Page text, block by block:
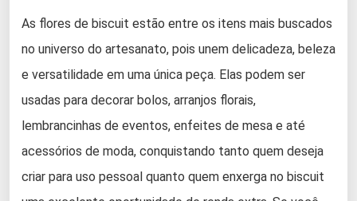
As flores de biscuit estão entre os itens mais buscados
no universo do artesanato, pois unem delicadeza, beleza
e versatilidade em uma única peça. Elas podem ser
usadas para decorar bolos, arranjos florais,
lembrancinhas de eventos, enfeites de mesa e até
acessórios de moda, conquistando tanto quem deseja
criar para uso pessoal quanto quem enxerga no biscuit